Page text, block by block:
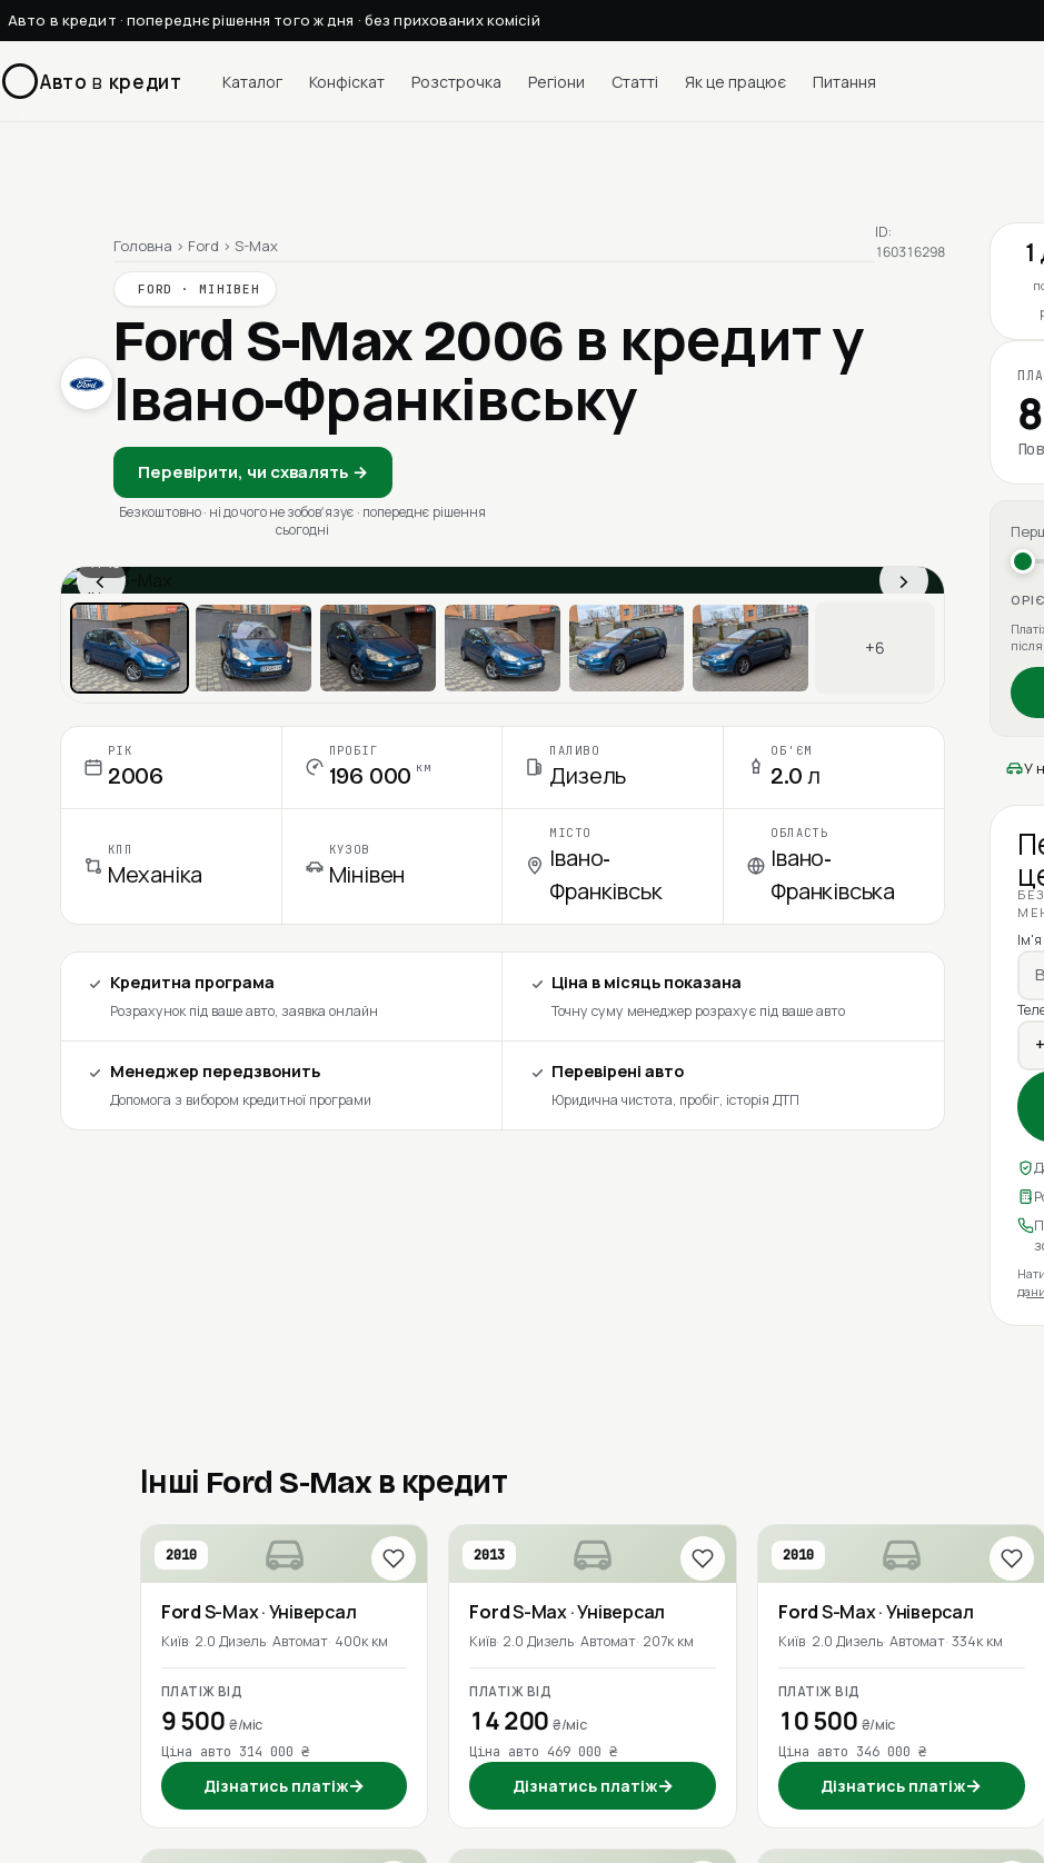
Авто в кредит · попереднє рішення того ж дня · без прихованих комісій
Авто в кредит Каталог Конфіскат Розстрочка Регіони Статті Як це працює Питання
Головна › Ford › S-Max
FORD · МІНІВЕН
Ford S-Max 2006 в кредит у
Івано-Франківську
Перевірити, чи схвалять →
Безкоштовно · ні до чого не зобовʼязує · попереднє рішення
сьогодні
ID:
160316298
‹ ›
1 / 13
Ціна в місяць
+6
РІК
2006
ПРОБІГ
196 000 км
ПАЛИВО
Дизель
ОБ'ЄМ
2.0 л
КПП
Механіка
КУЗОВ
Мінівен
МІСТО
Івано-
Франківськ
ОБЛАСТЬ
Івано-
Франківська
Кредитна програма
Розрахунок під ваше авто, заявка онлайн
Ціна в місяць показана
Точну суму менеджер розрахує під ваше авто
Менеджер передзвонить
Допомога з вибором кредитної програми
Перевірені авто
Юридична чистота, пробіг, історія ДТП
У
Ім'я
Інші Ford S-Max в кредит
2010
FordS-Max· Універсал
Київ 2.0 Дизель Автомат 400к км
ПЛАТІЖ ВІД
9 500₴/міс
Ціна авто 314 000 ₴
Дізнатись платіж→
2013
FordS-Max· Універсал
Київ 2.0 Дизель Автомат 207к км
ПЛАТІЖ ВІД
14 200₴/міс
Ціна авто 469 000 ₴
Дізнатись платіж→
2010
FordS-Max· Універсал
Київ 2.0 Дизель Автомат 334к км
ПЛАТІЖ ВІД
10 500 ₴/міс
Ціна авто 346 000 ₴
Дізнатись платіж→